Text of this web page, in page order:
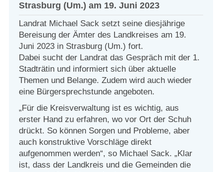
Online-Bewerbungen
Sprache/Language
Strasburg (Um.) am 19. Juni 2023
Landrat Michael Sack setzt seine diesjährige
Bereisung der Ämter des Landkreises am 19.
Juni 2023 in Strasburg (Um.) fort.
Dabei sucht der Landrat das Gespräch mit der 1.
Stadträtin und informiert sich über aktuelle
Themen und Belange. Zudem wird auch wieder
eine Bürgersprechstunde angeboten.
„Für die Kreisverwaltung ist es wichtig, aus
erster Hand zu erfahren, wo vor Ort der Schuh
drückt. So können Sorgen und Probleme, aber
auch konstruktive Vorschläge direkt
aufgenommen werden“, so Michael Sack. „Klar
ist, dass der Landkreis und die Gemeinden die